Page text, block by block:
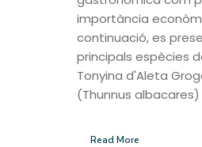
importància
continuació, es
principals espècies
Tonyina d'Aleta
(Thunnus albacares)
Read More